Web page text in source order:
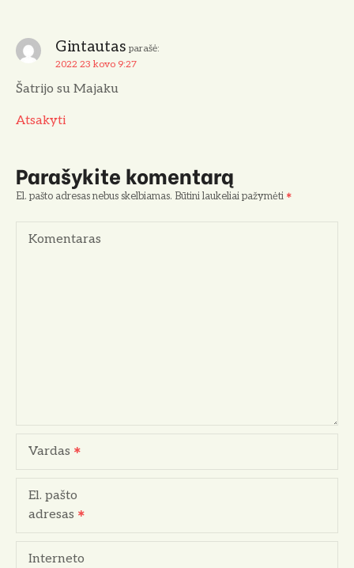
j
a
t
r
p
Gintautas parašė:
2022 23 kovo 9:27
Šatrijo su Majaku
Atsakyti
Parašykite komentarą
El. pašto adresas nebus skelbiamas. Būtini laukeliai pažymėti
Komentaras
Vardas
El. pašto
adresas
Interneto